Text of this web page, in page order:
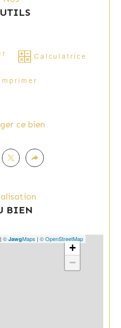
Calculatrice
ce bien
BIEN
+
−
| © JawgMaps | © OpenStreetMap